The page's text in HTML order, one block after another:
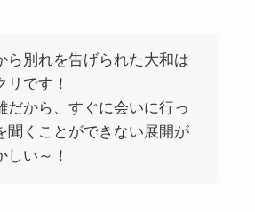
ら別れを告げられた大和は
リです！
だから、すぐに会いに行っ
聞くことができない展開が
しい～！